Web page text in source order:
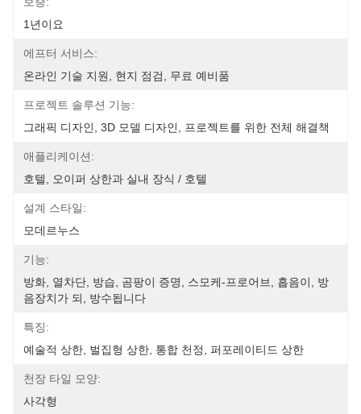
1년이요
에프터 서비스:
온라인 기술 지원, 현지 점검, 무료 예비품
프로젝트 솔루션 기능:
그래픽 디자인, 3D 모델 디자인, 프로젝트를 위한 전체 해결책
애플리케이션:
호텔, 오이퍼 상한과 실내 장식 / 호텔
설계 스타일:
모데르누스
기능:
방화, 열차단, 방습, 곰팡이 증명, 스모케-프로어브, 흡음이, 방
음장치가 되, 방수됩니다
특징:
예술적 상한, 벌집형 상한, 통합 천정, 퍼포레이티드 상한
천장 타일 모양:
사각형